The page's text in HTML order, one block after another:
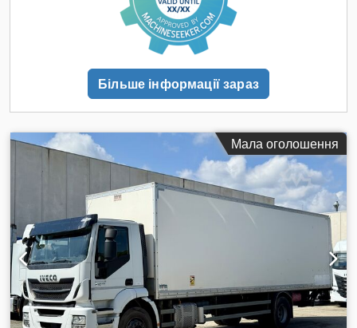
Більше інформації зараз
Мала оголошення